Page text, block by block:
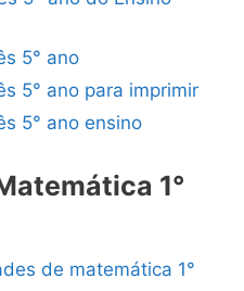
5° ano
5° ano para imprimir
5° ano ensino
1°
de matemática 1°